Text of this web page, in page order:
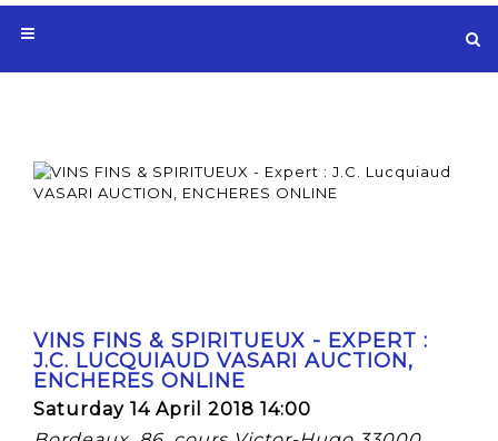
VINS FINS & SPIRITUEUX - EXPERT :
J.C. LUCQUIAUD VASARI AUCTION,
ENCHERES ONLINE
Saturday 14 April 2018 14:00